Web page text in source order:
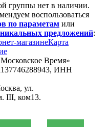
группы нет в наличии.
воспользоваться
по параметам или
предложений:
магазинеКарта
Время»
ИНН
ул.
III, ком13.